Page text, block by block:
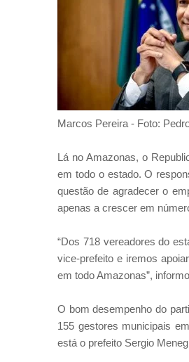
Marcos Pereira - Foto:
Lá no Amazonas, o
em todo o estado. O
questão de agradecer o
apenas a crescer em
“Dos 718 vereadores do
vice-prefeito e iremos
em todo Amazonas”,
O bom desempenho do
155 gestores municipais
está o prefeito Sergio